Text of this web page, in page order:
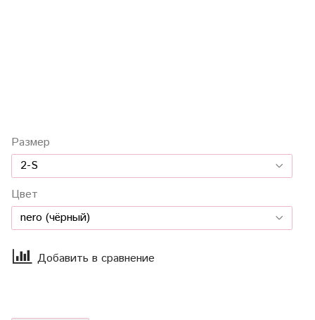
Размер
Цвет
Добавить в сравнение